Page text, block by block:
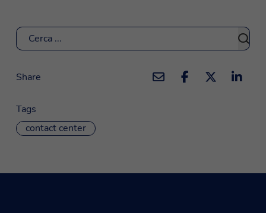
Cerca
Share
Tags
contact center